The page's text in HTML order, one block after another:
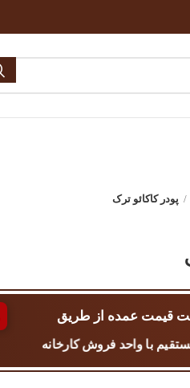
پودر کاکائو ترک
قیمت عمده از طریق
با واحد فروش کارخانه